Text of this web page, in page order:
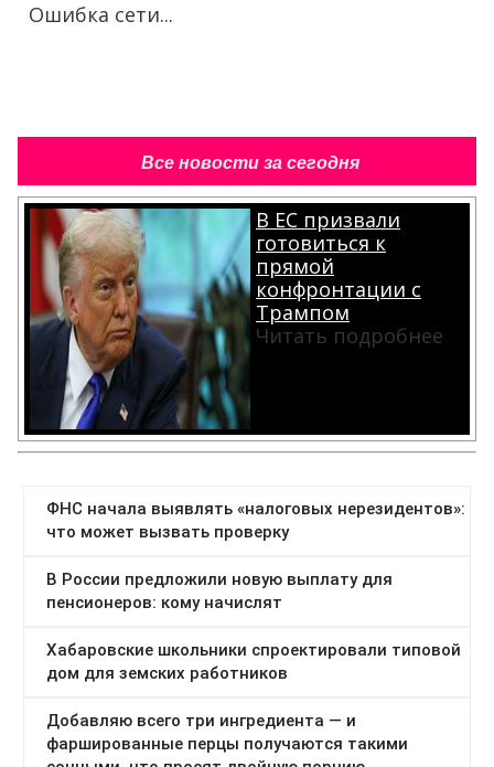
Ошибка сети...
Все новости за сегодня
В ЕС призвали
готовиться к
прямой
конфронтации с
Трампом
Читать подробнее